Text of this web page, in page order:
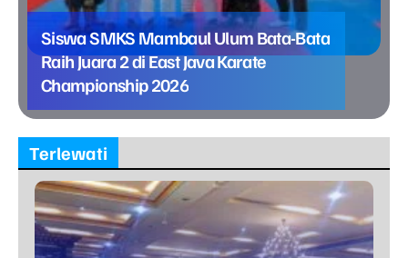
Siswa SMKS Mambaul Ulum Bata-Bata
Raih Juara 2 di East Java Karate
Championship 2026
Terlewati